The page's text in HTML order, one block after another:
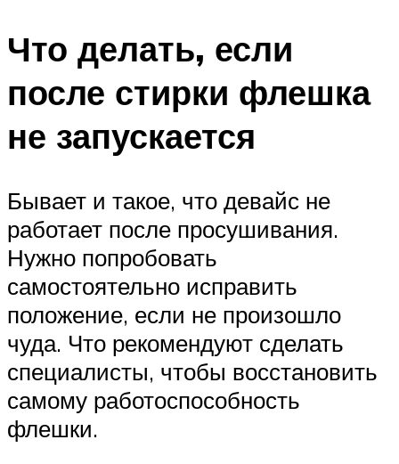
Что делать, если
после стирки флешка
не запускается
Бывает и такое, что девайс не
работает после просушивания.
Нужно попробовать
самостоятельно исправить
положение, если не произошло
чуда. Что рекомендуют сделать
специалисты, чтобы восстановить
самому работоспособность
флешки.